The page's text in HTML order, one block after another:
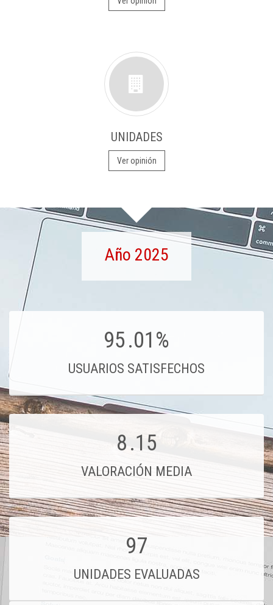
UNIDADES
Ver opinión
Año 2025
95.01%
USUARIOS SATISFECHOS
8.15
VALORACIÓN MEDIA
97
UNIDADES EVALUADAS